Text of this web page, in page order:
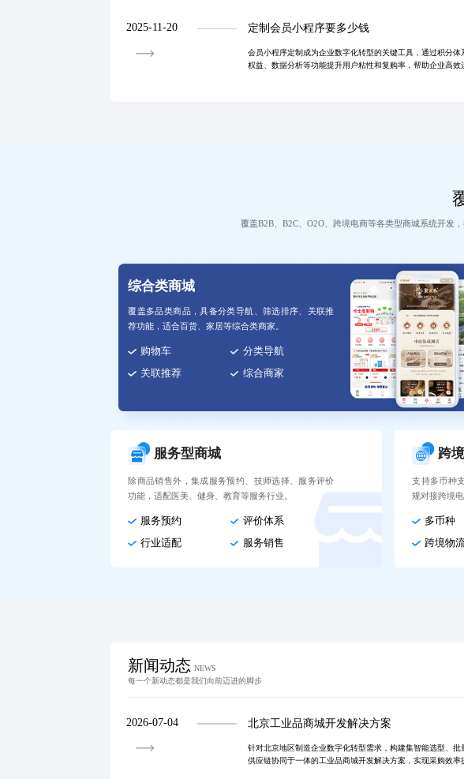
2025-11-20 定制会员小程序要多少钱
会员小程序定制成为企业数字化转型的关键工具，通过积分体
权益、数据分析等功能提升用户粘性和复购率，帮助企业高效
覆盖B2B、B2C、O2O、跨境电商等各类型商城系统开发
综合类商城
覆盖多品类商品，具备分类导航、筛选排序、关联推
荐功能，适合百货、家居等综合类商家。
购物车
分类导航
关联推荐
综合商家
服务型商城
除商品销售外，集成服务预约、技师选择、服务评价
功能，适配医美、健身、教育等服务行业。
服务预约
评价体系
行业适配
服务销售
跨
支持多币种
规对接跨境
多币种
跨境物
新闻动态 NEWS
每一个新动态都是我们向前迈进的脚步
2026-07-04 北京工业品商城开发解决方案
针对北京地区制造企业数字化转型需求，构建集智能选型、批
供应链协同于一体的工业品商城开发解决方案，实现采购效率